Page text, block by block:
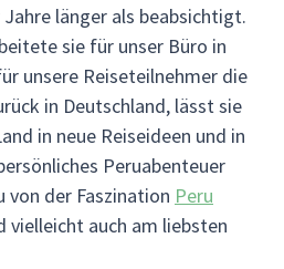
länger als beabsichtigt.
sie für unser Büro in
unsere Reiseteilnehmer die
in Deutschland, lässt sie
in neue Reiseideen und in
Peruabenteuer
von der Faszination Peru
vielleicht auch am liebsten